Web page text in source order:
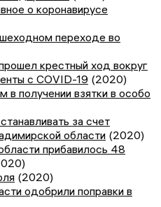
о коронавирусе
переходе во
крестный ход вокруг
с COVID-19 (2020)
в получении взятки в особо
за счет
области (2020)
прибавилось 48
(2020)
одобрили поправки в